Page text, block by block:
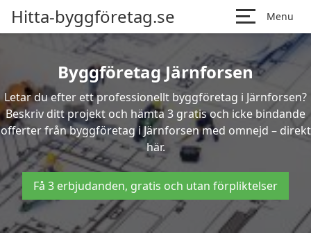
Hitta-byggföretag.se Menu
Byggföretag Järnforsen
Letar du efter ett professionellt byggföretag i Järnforsen?
Beskriv ditt projekt och hämta 3 gratis och icke bindande
offerter från byggföretag i Järnforsen med omnejd – direkt
här.
Få 3 erbjudanden, gratis och utan förpliktelser